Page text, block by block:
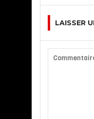
LAISSER